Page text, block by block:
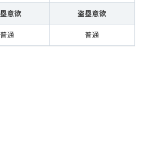
意欲 盗塁意欲
普通 普通